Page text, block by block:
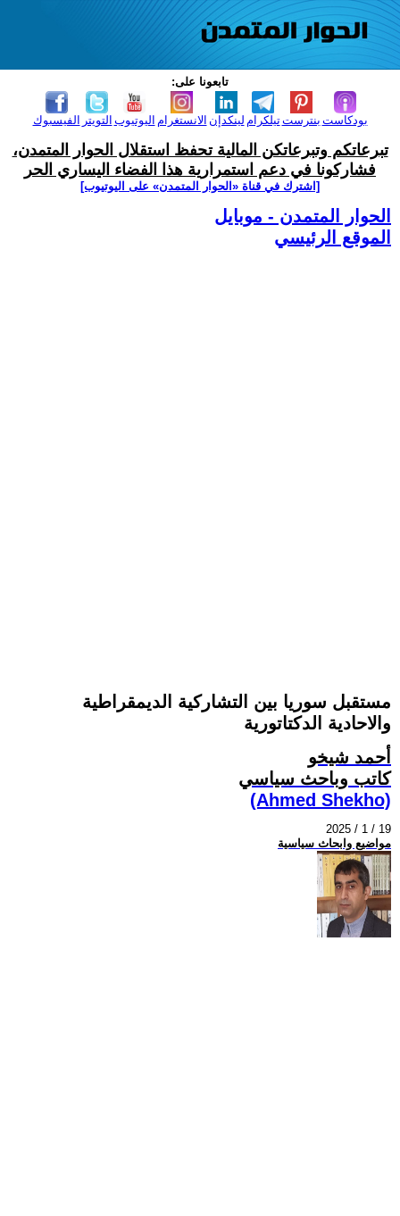
تابعونا على:
الفيسبوك التويتر اليوتيوب الانستغرام لينكدإن تيلكرامبنترست بودكاست
تبرعاتكم وتبرعاتكن المالية تحفظ استقلال الحوار المتمدن،
فشاركونا في دعم استمرارية هذا الفضاء اليساري الحر
[اشترك في قناة ‫«الحوار المتمدن» على اليوتيوب]
الحوار المتمدن - موبايل
الموقع الرئيسي
مستقبل سوريا بين التشاركية الديمقراطية
والاحادية الدكتاتورية
أحمد شيخو
كاتب وباحث سياسي
(Ahmed Shekho)
2025 / 1 / 19
مواضيع وابحاث سياسية